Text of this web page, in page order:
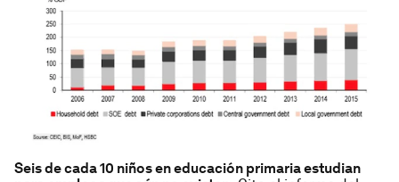
Seis de cada 10 niños en educación primaria estudian